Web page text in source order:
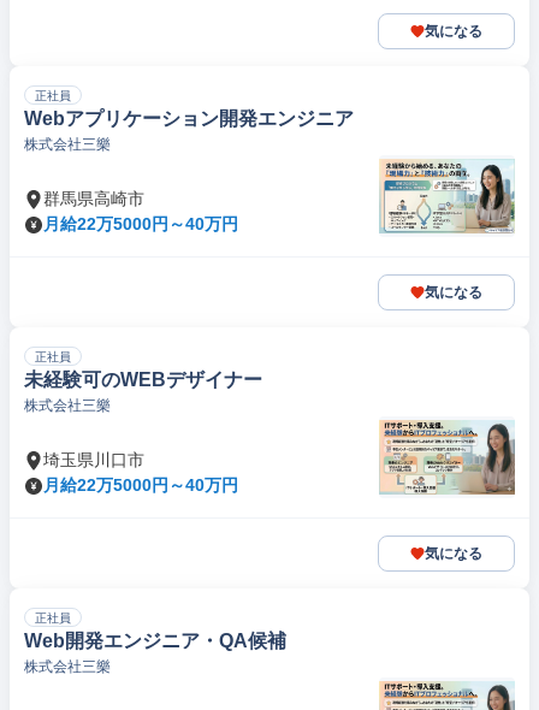
気になる
正社員
Webアプリケーション開発エンジニア
株式会社三樂
群馬県高崎市
月給22万5000円～40万円
気になる
正社員
未経験可のWEBデザイナー
株式会社三樂
埼玉県川口市
月給22万5000円～40万円
気になる
正社員
Web開発エンジニア・QA候補
株式会社三樂